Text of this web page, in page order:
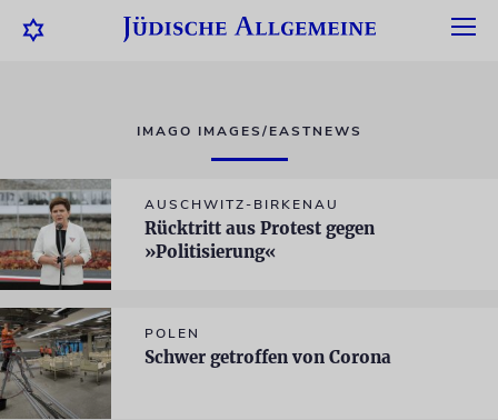
IMAGO IMAGES/EASTNEWS
AUSCHWITZ-BIRKENAU
Rücktritt aus Protest gegen
»Politisierung«
POLEN
Schwer getroffen von Corona